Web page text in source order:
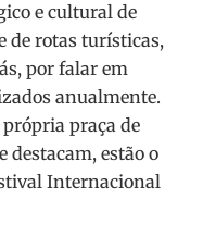
e cultural de
de rotas turísticas,
por falar em
anualmente.
praça de
destacam, estão o
Internacional